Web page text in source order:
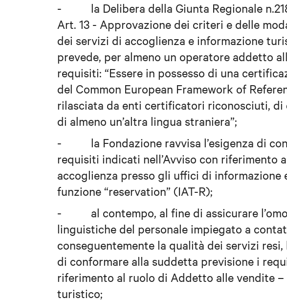
-
la Delibera della Giunta Regionale
Art. 13 - Approvazione dei criteri e delle
dei servizi di accoglienza e informazione
prevede, per almeno un operatore addetto
requisiti: “Essere in possesso di una
del Common European Framework of
rilasciata da enti certificatori riconosciuti, di
di almeno un’altra lingua straniera”;
-
la Fondazione ravvisa l’esigenza di
requisiti indicati nell’Avviso con riferimento
accoglienza presso gli uffici di informazione
funzione “reservation” (IAT-R);
-
al contempo, al fine di assicurare
linguistiche del personale impiegato a
conseguentemente la qualità dei servizi resi,
di conformare alla suddetta previsione i
riferimento al ruolo di Addetto alle vendite
turistico;